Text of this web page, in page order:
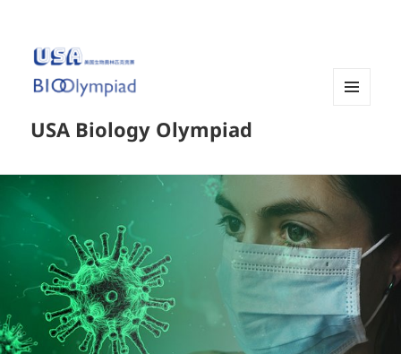
USA Biology Olympiad